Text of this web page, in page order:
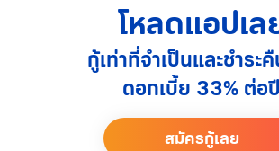
โหลดแอปเล
กู้เท่าที่จำเป็นและชำระ
ดอกเบี้ย 33% ต่อปี
สมัครกู้เลย